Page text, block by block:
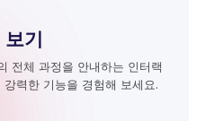
기
전체 과정을 안내하는 인터랙
력한 기능을 경험해 보세요.